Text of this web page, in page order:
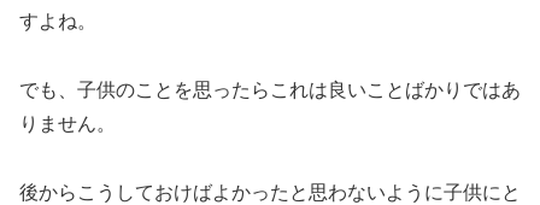
すよね。
でも、子供のことを思ったらこれは良いことばかりではあ
りません。
後からこうしておけばよかったと思わないように子供にと